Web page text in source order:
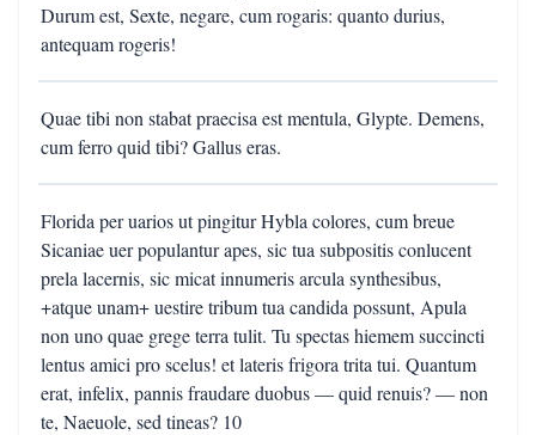
Durum est, Sexte, negare, cum rogaris: quanto durius,
antequam rogeris!
Quae tibi non stabat praecisa est mentula, Glypte. Demens,
cum ferro quid tibi? Gallus eras.
Florida per uarios ut pingitur Hybla colores, cum breue
Sicaniae uer populantur apes, sic tua subpositis conlucent
prela lacernis, sic micat innumeris arcula synthesibus,
+atque unam+ uestire tribum tua candida possunt, Apula
non uno quae grege terra tulit. Tu spectas hiemem succincti
lentus amici pro scelus! et lateris frigora trita tui. Quantum
erat, infelix, pannis fraudare duobus — quid renuis? — non
te, Naeuole, sed tineas? 10